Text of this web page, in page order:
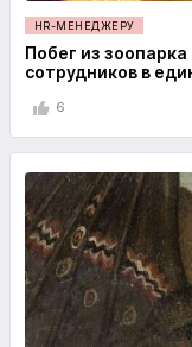
HR-МЕНЕДЖЕРУ
Побег из
сотрудников в
6